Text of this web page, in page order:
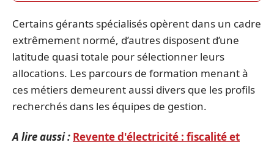
Certains gérants spécialisés opèrent dans un cadre
extrêmement normé, d’autres disposent d’une
latitude quasi totale pour sélectionner leurs
allocations. Les parcours de formation menant à
ces métiers demeurent aussi divers que les profils
recherchés dans les équipes de gestion.
A lire aussi : Revente d'électricité : fiscalité et